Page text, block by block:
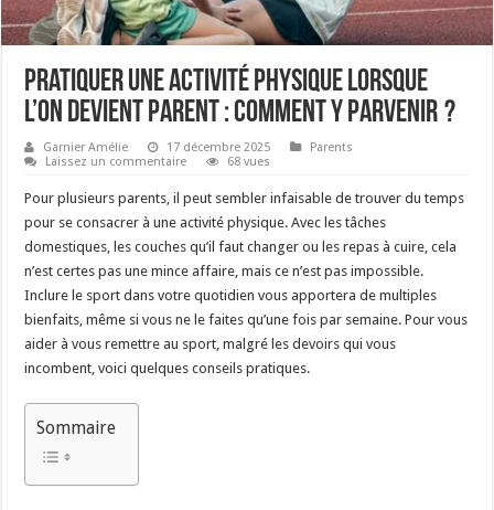
Pratiquer une activité physique lorsque
l’on devient parent : comment y parvenir ?
Garnier Amélie 17 décembre 2025
Parents
Laissez un commentaire
68 vues
Pour plusieurs parents, il peut sembler infaisable de trouver du temps
pour se consacrer à une activité physique. Avec les tâches
domestiques, les couches qu’il faut changer ou les repas à cuire, cela
n’est certes pas une mince affaire, mais ce n’est pas impossible.
Inclure le sport dans votre quotidien vous apportera de multiples
bienfaits, même si vous ne le faites qu’une fois par semaine. Pour vous
aider à vous remettre au sport, malgré les devoirs qui vous
incombent, voici quelques conseils pratiques.
Sommaire